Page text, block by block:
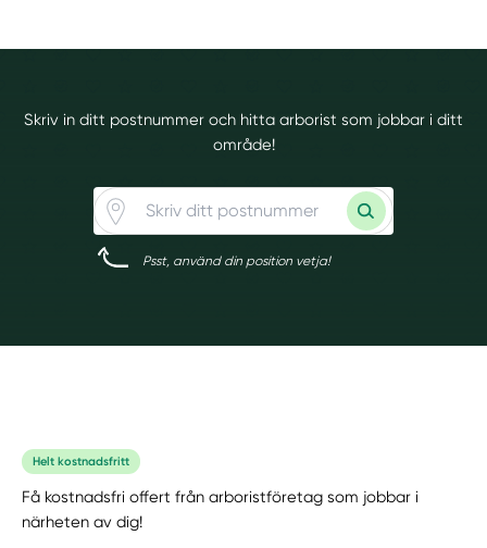
Skriv in ditt postnummer och hitta arborist som jobbar i ditt
område!
Psst, använd din position vetja!
Helt kostnadsfritt
Få kostnadsfri offert från arboristföretag som jobbar i
närheten av dig!